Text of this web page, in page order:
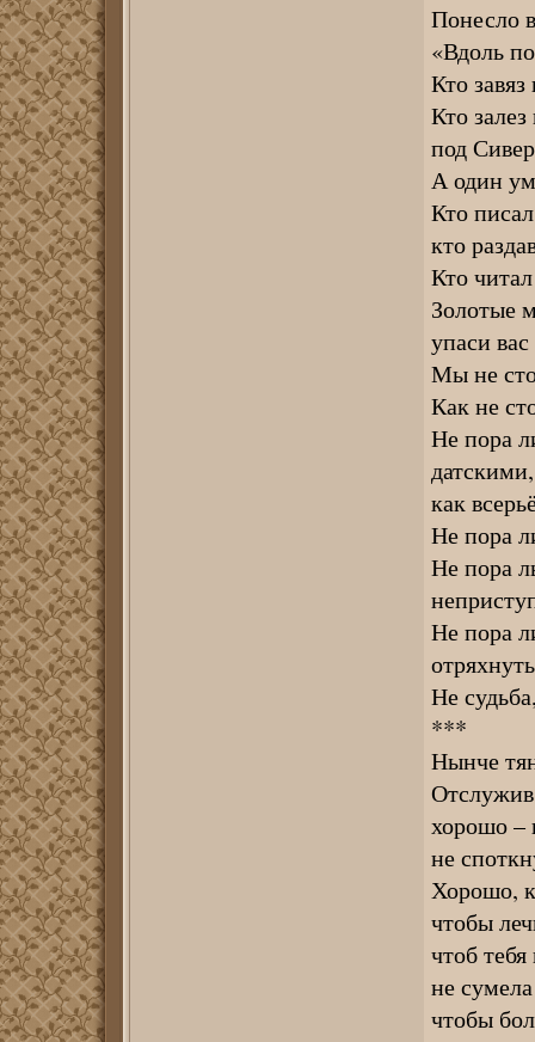
Понесло
«Вдоль
Кто завяз
Кто
под
А один
Кто
кто
Кто
Золотые
упаси
Мы не
Как не
Не пора
датскими,
как
Не пора
Не пора
Не пора
Не
***
Нынче
Отслужив
хорошо –
не
Хорошо,
чтобы
чтоб
не
чтобы